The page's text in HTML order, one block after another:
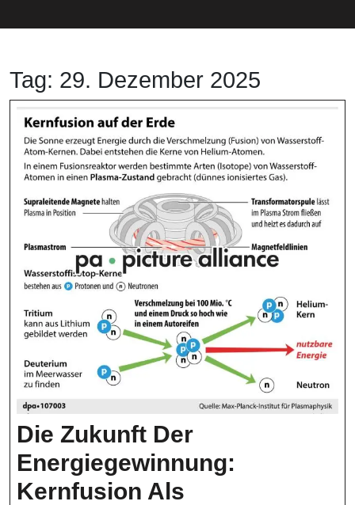
Tag: 29. Dezember 2025
Die Zukunft Der
Energiegewinnung:
Kernfusion Als